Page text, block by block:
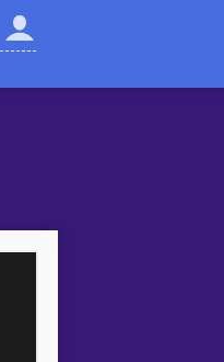
Mein harmony